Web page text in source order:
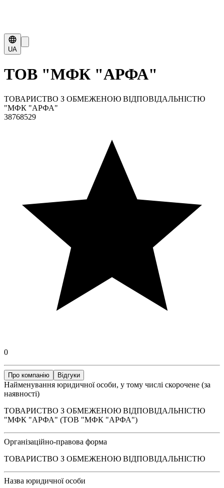
UA
ТОВ "МФК "АРФА"
ТОВАРИСТВО З ОБМЕЖЕНОЮ ВІДПОВІДАЛЬНІСТЮ
"МФК "АРФА"
38768529
0
Про компанію Відгуки
Найменування юридичної особи, у тому числі скорочене (за
наявності)
ТОВАРИСТВО З ОБМЕЖЕНОЮ ВІДПОВІДАЛЬНІСТЮ
"МФК "АРФА" (ТОВ "МФК "АРФА")
Організаційно-правова форма
ТОВАРИСТВО З ОБМЕЖЕНОЮ ВІДПОВІДАЛЬНІСТЮ
Назва юридичної особи